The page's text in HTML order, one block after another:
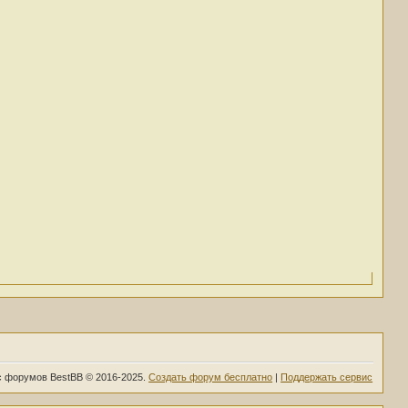
форумов BestBB © 2016-2025.Создать форум бесплатно | Поддержать сервис